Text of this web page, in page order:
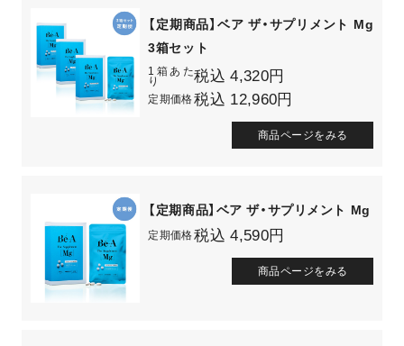
【定期商品】ベア ザ・サプリメント Mg
3箱セット
1箱あた
り 税込 4,320円
定期価格税込 12,960円
商品ページをみる
【定期商品】ベア ザ・サプリメント Mg
定期価格税込 4,590円
商品ページをみる